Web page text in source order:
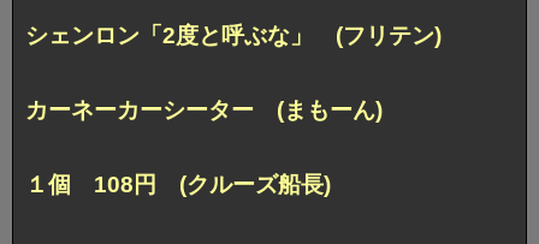
シェンロン「2度と呼ぶな」 (フリテン)
カーネーカーシーター (まもーん)
１個 108円 (クルーズ船長)